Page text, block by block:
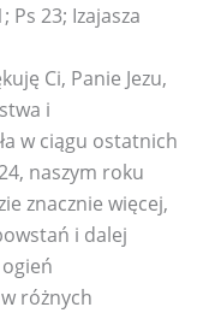
Ps 23; Izajasza
Ci, Panie Jezu,
i
w ciągu ostatnich
naszym roku
znacznie więcej,
i dalej
różnych